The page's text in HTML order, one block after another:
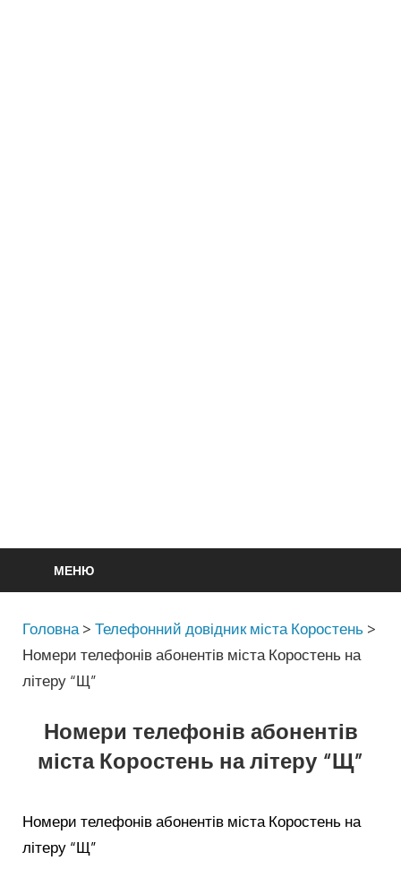
МЕНЮ
Головна >Телефонний довідник міста Коростень >
Номери телефонів абонентів міста Коростень на
літеру “Щ”
Номери телефонів абонентів
міста Коростень на літеру “Щ”
Номери телефонів абонентів міста Коростень на
літеру “Щ”